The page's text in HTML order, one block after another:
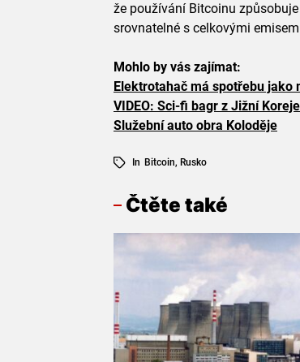
že používání Bitcoinu
srovnatelné s celkovými
Mohlo by vás zajímat:
Elektrotahač má spotřebu jako
VIDEO: Sci-fi bagr z Jižní Koreje
Služební auto obra Koloděje
In Bitcoin, Rusko
Čtěte také